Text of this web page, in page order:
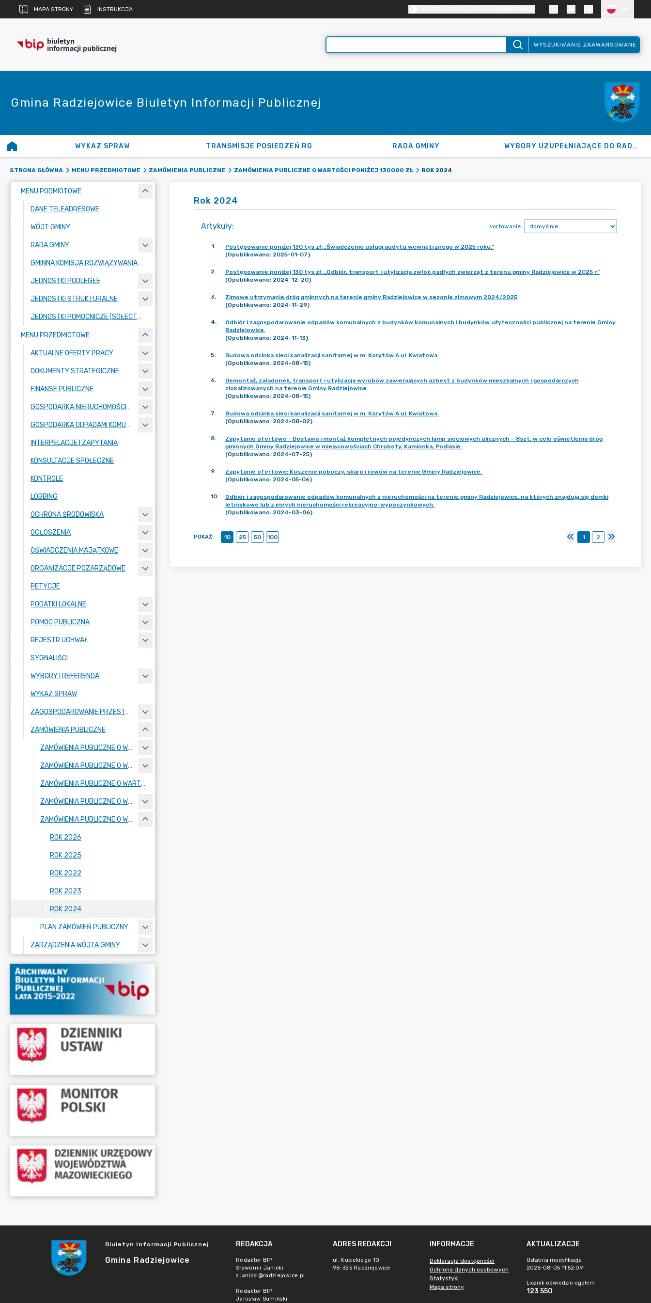
MAPA STRONY INSTRUKCJA
biuletyn
informacji publicznej WYSZUKIWANIE ZAAWANSOWANE
Gmina Radziejowice Biuletyn Informacji Publicznej
WYKAZ SPRAW TRANSMISJE POSIEDZEŃ RG RADA GMINY WYBORY UZUPEŁNIAJĄCE DO RADY GMINY 2026
STRONA GŁÓWNA MENU PRZEDMIOTOWE ZAMÓWIENIA PUBLICZNE ZAMÓWIENIA PUBLICZNE O WARTOŚCI PONIŻEJ 130000 ZŁ ROK 2024
MENU PODMIOTOWE
DANE TELEADRESOWE
WÓJT GMINY
RADA GMINY
GMINNA KOMISJA ROZWIĄZYWANIA PROBLEMÓW ALKOHOLOWYCH
JEDNOSTKI PODLEGŁE
JEDNOSTKI STRUKTURALNE
JEDNOSTKI POMOCNICZE (SOŁECTWA)
MENU PRZEDMIOTOWE
AKTUALNE OFERTY PRACY
DOKUMENTY STRATEGICZNE
FINANSE PUBLICZNE
GOSPODARKA NIERUCHOMOŚCIAMI
GOSPODARKA ODPADAMI KOMUNALNYMI
INTERPELACJE I ZAPYTANIA
KONSULTACJE SPOŁECZNE
KONTROLE
LOBBING
OCHRONA ŚRODOWISKA
OGŁOSZENIA
OŚWIADCZENIA MAJĄTKOWE
ORGANIZACJE POZARZĄDOWE
PETYCJE
PODATKI LOKALNE
POMOC PUBLICZNA
REJESTR UCHWAŁ
SYGNALIŚCI
WYBORY I REFERENDA
WYKAZ SPRAW
ZAGOSPODAROWANIE PRZESTRZENNE
ZAMÓWIENIA PUBLICZNE
ZAMÓWIENIA PUBLICZNE O WARTOŚCI PONIŻEJ 170000 ZŁ
ZAMÓWIENIA PUBLICZNE O WARTOŚCI RÓWNEJ LUB PRZEKRACZAJĄCEJ 170000 ZŁ
ZAMÓWIENIA PUBLICZNE O WARTOŚCI RÓWNEJ LUB PRZEKRACZAJĄCEJ 130000 ZŁ NIE OBJĘTE USTAWĄ PZP
ZAMÓWIENIA PUBLICZNE O WARTOŚCI RÓWNEJ LUB PRZEKRACZAJĄCEJ 130000 ZŁ
ZAMÓWIENIA PUBLICZNE O WARTOŚCI PONIŻEJ 130000 ZŁ
ROK 2026
ROK 2025
ROK 2022
ROK 2023
ROK 2024
PLAN ZAMÓWIEŃ PUBLICZNYCH
ZARZĄDZENIA WÓJTA GMINY
Rok 2024
Artykuły: sortowanie:
1.
Postępowanie poniżej 130 tys zł: „Świadczenie usługi audytu wewnętrznego w 2025 roku.”
(Opublikowano: 2025-01-07)
2.
Postępowanie poniżej 130 tys zł: „Odbiór, transport i utylizacja zwłok padłych zwierząt z terenu gminy Radziejowice w 2025 r.”
(Opublikowano: 2024-12-20)
3.
Zimowe utrzymanie dróg gminnych na terenie gminy Radziejowice w sezonie zimowym 2024/2025
(Opublikowano: 2024-11-29)
4.
Odbiór i zagospodarowanie odpadów komunalnych z budynków komunalnych i budynków użyteczności publicznej na terenie Gminy
Radziejowice.
(Opublikowano: 2024-11-13)
5.
Budowa odcinka sieci kanalizacji sanitarnej w m. Korytów A ul. Kwiatowa
(Opublikowano: 2024-08-15)
6.
Demontaż, załadunek, transport i utylizacja wyrobów zawierających azbest z budynków mieszkalnych i gospodarczych
zlokalizowanych na terenie Gminy Radziejowice
(Opublikowano: 2024-08-15)
7.
Budowa odcinka sieci kanalizacji sanitarnej w m. Korytów A ul. Kwiatowa.
(Opublikowano: 2024-08-02)
8.
Zapytanie ofertowe - Dostawa i montaż kompletnych pojedynczych lamp sieciowych ulicznych – 8szt. w celu oświetlenia dróg
gminnych Gminy Radziejowice w miejscowościach Chroboty, Kamionka, Podlasie.
(Opublikowano: 2024-07-25)
9.
Zapytanie ofertowe: Koszenie poboczy, skarp i rowów na terenie Gminy Radziejowice.
(Opublikowano: 2024-05-06)
10.
Odbiór i zagospodarowanie odpadów komunalnych z nieruchomości na terenie gminy Radziejowice, na których znajdują się domki
letniskowe lub z innych nieruchomości rekreacyjno-wypoczynkowych.
(Opublikowano: 2024-03-06)
POKAŻ: 10 25 50 100 1 2
Biuletyn Informacji Publicznej
Gmina Radziejowice
REDAKCJA
Redaktor BIP
Sławomir Janicki
s.janicki@radziejowice.pl
Redaktor BIP
Jarosław Sumiński
ADRES REDAKCJI
ul. Kubickiego 10
96-325 Radziejowice
INFORMACJE
Deklaracja dostępności
Ochrona danych osobowych
Statystyki
Mapa strony
AKTUALIZACJE
Ostatnia modyfikacja
2026-08-05 11:52:09
Licznik odwiedzin ogółem
123 550